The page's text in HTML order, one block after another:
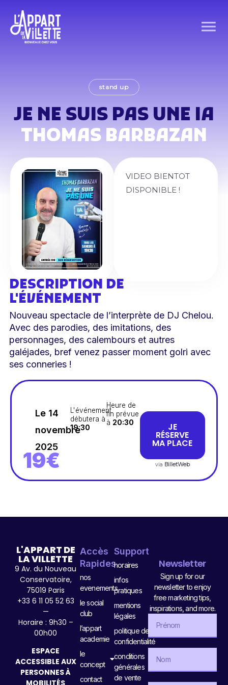
stand up
JE NE SUIS PAS UNE IA
THOMAS BARBAZAN
VIDEO BIENTOT
DISPONIBLE !
DESCRIPTION DE
L'ÉVÉNEMENT
Nouveau spectacle de l’interprète de DJ Chelou.
Avec des parodies, des imitations, des
personnages, des calembours et autres
galéjades, bref venez passer moment golri avec
ses conneries !
19€
Le 14
novembre
2025
L'événement
débutera à
19:30
Heure de
fin prévue
à 20:30 JE
RÉSERVE
MA PLACE
via BilletWeb
L'APPART DE
LA VILLETTE
9 Av. du Nouveau
Conservatoire,
75019 Paris
+33 6 11 05 52 63
—
Horaire : 9h30 –
00h00
ESPACE
ACCESSIBLE AUX
PERSONNES À
MOBILITÉS
Accès
Rapides
nos
evenements
le social
club
l’appart
academie
le
concept
contact
Support
horaires
infos
pratiques
mentions
légales
politique de
confidentialité
conditions
générales
de vente
Newsletter
Sign up for our
newsletter to enjoy
free marketing tips,
inspirations, and more.